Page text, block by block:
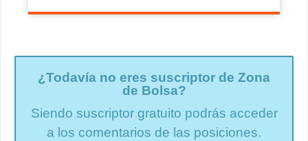
¿Todavía no eres suscriptor de Zona
de Bolsa?
Siendo suscriptor gratuito podrás acceder
a los comentarios de las posiciones.